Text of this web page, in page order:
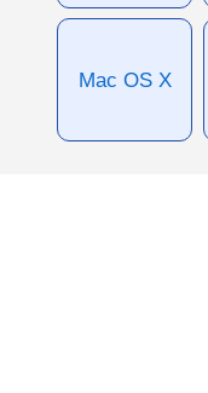
Mac OS X